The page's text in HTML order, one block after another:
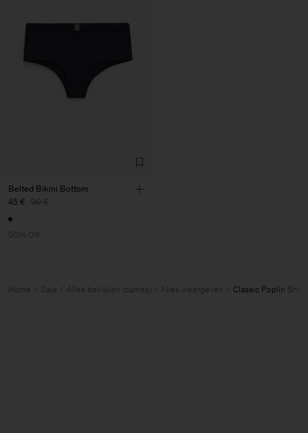
Belted Bikini Bottom
45 € 90 €
50% Off
Home Sale Alles bekijken (dames) Alles weergeven Classic Poplin Shirt